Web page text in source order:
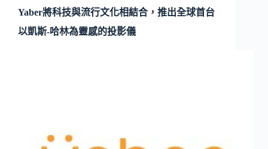
Yaber將科技與流行文化相結合，推出全球首台
以凱斯-哈林為靈感的投影儀